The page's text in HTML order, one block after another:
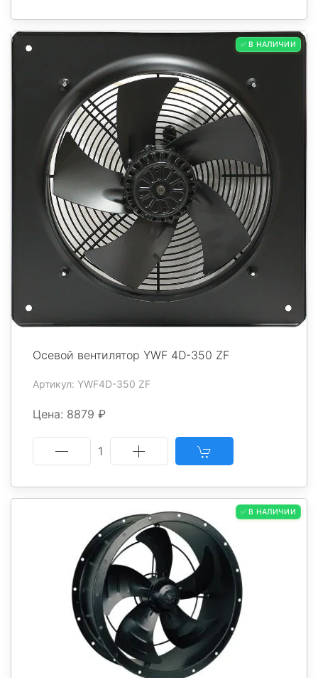
✅ В НАЛИЧИИ
Осевой вентилятор YWF 4D-350 ZF
Артикул: YWF4D-350 ZF
Цена: 8879 ₽
1
✅ В НАЛИЧИИ